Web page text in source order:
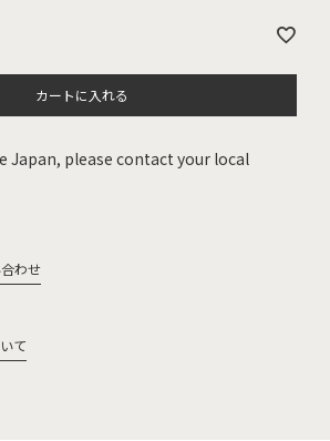
カートに入れる
Japan, please contact your local
わせ
て